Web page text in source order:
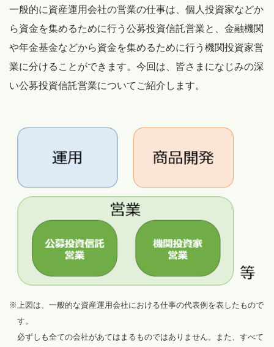
一般的に資産運用会社の営業の仕事は、個人投資家などか
ら資金を集めるために行う公募投資信託営業と、金融機関
や年金基金などから資金を集めるために行う機関投資家営
業に分けることができます。今回は、皆さまになじみの深
い公募投資信託営業についてご紹介します。
※上図は、一般的な資産運用会社における仕事の代表例を表したもので
す。
必ずしも全ての会社があてはまるものではありません。また、すべて